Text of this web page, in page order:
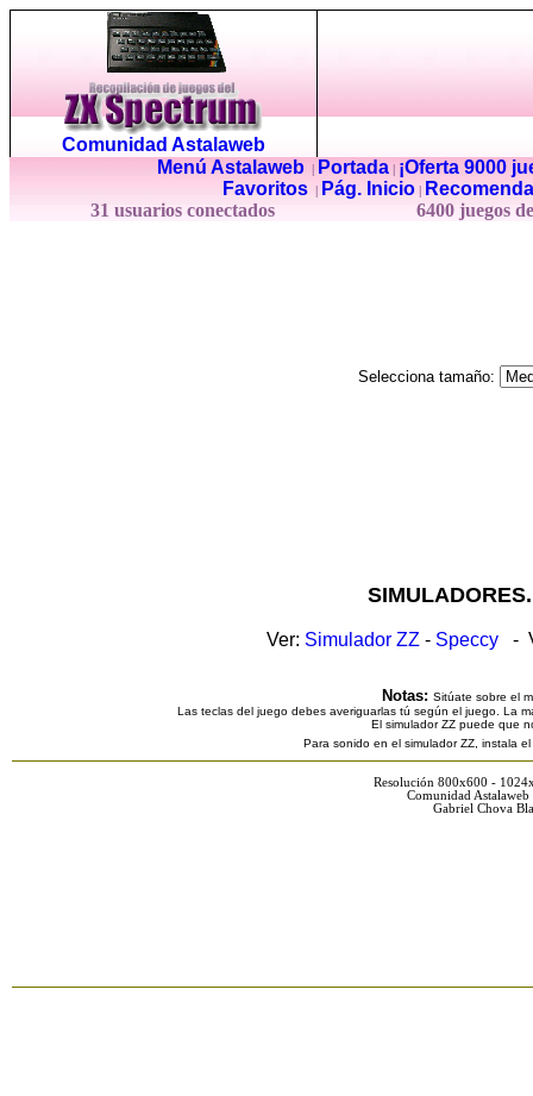
Comunidad Astalaweb
Menú Astalaweb| Portada|
¡Oferta 9000
Favoritos
Pág. Inicio
31 usuarios conectados
6400 juegos
Selecciona tamaño:
Ver: Simulador ZZ - Speccy -
Notas: Sitúate sobre el
Las teclas del juego debes averiguarlas tú según el juego. La
El simulador ZZ puede que
Para sonido en el simulador ZZ, instala
Resolución 800x600 -
Comunidad
Gabriel Chova